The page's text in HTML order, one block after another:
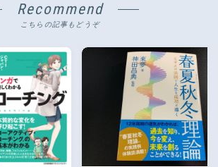
Recommend
こちらの記事もどうぞ